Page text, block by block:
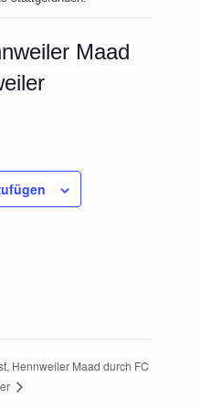
Maad
Hennweiler Maad durch FC